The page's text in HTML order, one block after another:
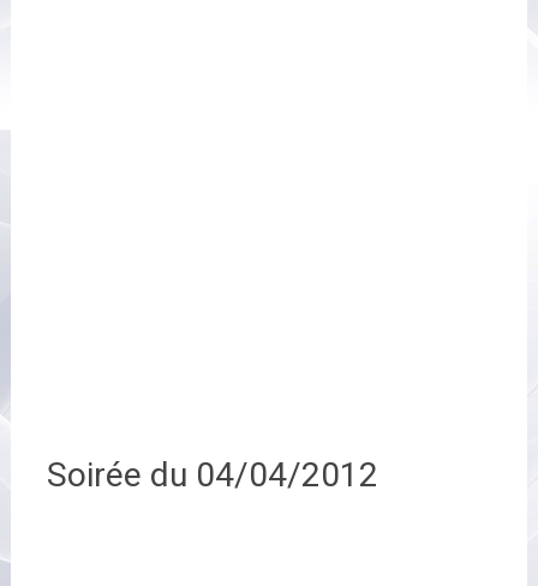
Soirée du 04/04/2012